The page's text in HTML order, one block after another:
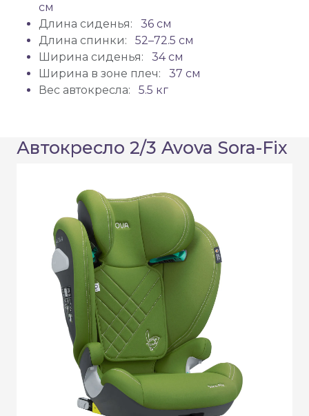
см
Длина сиденья:
36 см
Длина спинки:
52–72.5 см
Ширина сиденья:
34 см
Ширина в зоне плеч:
37 см
Вес автокресла:
5.5 кг
Автокресло 2/3 Avova Sora-Fix